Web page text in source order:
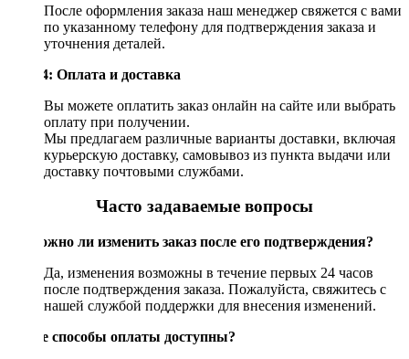
После оформления заказа наш менеджер свяжется с вами
по указанному телефону для подтверждения заказа и
уточнения деталей.
Шаг 4: Оплата и доставка
Вы можете оплатить заказ онлайн на сайте или выбрать
оплату при получении.
Мы предлагаем различные варианты доставки, включая
курьерскую доставку, самовывоз из пункта выдачи или
доставку почтовыми службами.
Часто задаваемые вопросы
Возможно ли изменить заказ после его подтверждения?
Да, изменения возможны в течение первых 24 часов
после подтверждения заказа. Пожалуйста, свяжитесь с
нашей службой поддержки для внесения изменений.
Какие способы оплаты доступны?